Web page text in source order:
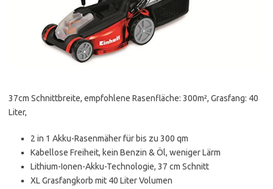
37cm Schnittbreite, empfohlene Rasenfläche: 300m², Grasfang: 40
Liter,
2 in 1 Akku-Rasenmäher für bis zu 300 qm
Kabellose Freiheit, kein Benzin & Öl, weniger Lärm
Lithium-Ionen-Akku-Technologie, 37 cm Schnitt
XL Grasfangkorb mit 40 Liter Volumen